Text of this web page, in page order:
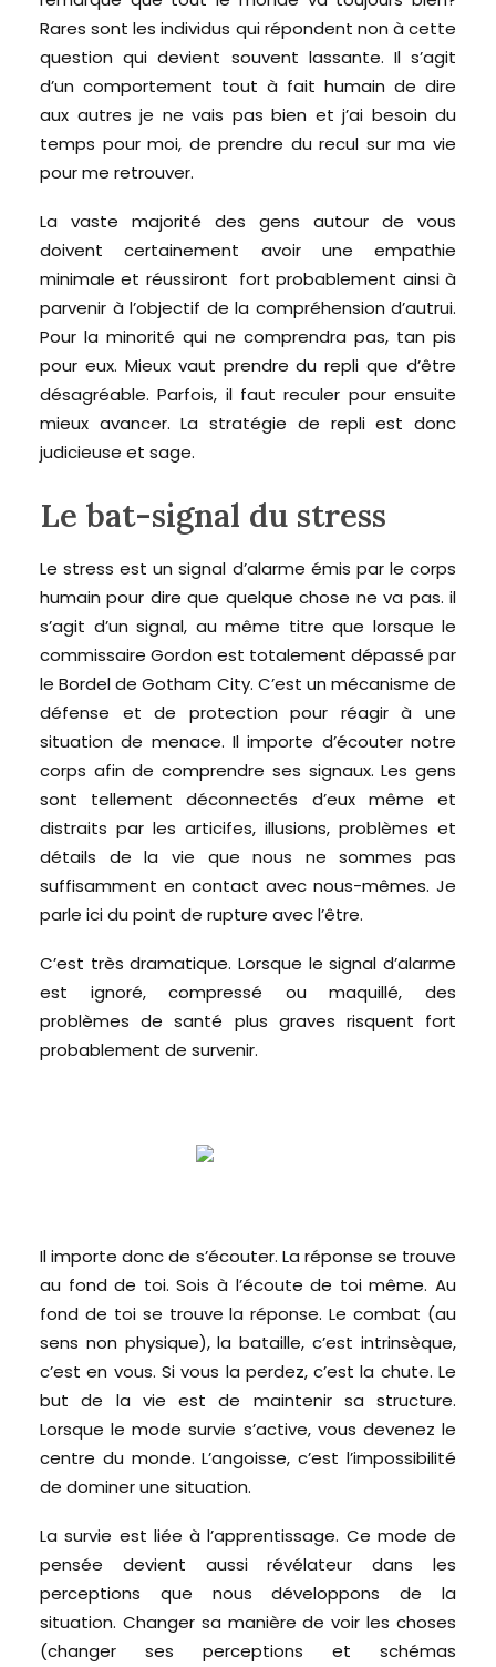
Rares sont les individus qui répondent non à cette
question qui devient souvent lassante. Il s’agit
d’un comportement tout à fait humain de dire
aux autres je ne vais pas bien et j’ai besoin du
temps pour moi, de prendre du recul sur ma vie
pour me retrouver.
La vaste majorité des gens autour de vous
doivent certainement avoir une empathie
minimale et réussiront fort probablement ainsi à
parvenir à l’objectif de la compréhension d’autrui.
Pour la minorité qui ne comprendra pas, tan pis
pour eux. Mieux vaut prendre du repli que d’être
désagréable. Parfois, il faut reculer pour ensuite
mieux avancer. La stratégie de repli est donc
judicieuse et sage.
Le bat-signal du stress
Le stress est un signal d’alarme émis par le corps
humain pour dire que quelque chose ne va pas. il
s’agit d’un signal, au même titre que lorsque le
commissaire Gordon est totalement dépassé par
le Bordel de Gotham City. C’est un mécanisme de
défense et de protection pour réagir à une
situation de menace. Il importe d’écouter notre
corps afin de comprendre ses signaux. Les gens
sont tellement déconnectés d’eux même et
distraits par les articifes, illusions, problèmes et
détails de la vie que nous ne sommes pas
suffisamment en contact avec nous-mêmes. Je
parle ici du point de rupture avec l’être.
C’est très dramatique. Lorsque le signal d’alarme
est ignoré, compressé ou maquillé, des
problèmes de santé plus graves risquent fort
probablement de survenir.
Il importe donc de s’écouter. La réponse se trouve
au fond de toi. Sois à l’écoute de toi même. Au
fond de toi se trouve la réponse. Le combat (au
sens non physique), la bataille, c’est intrinsèque,
c’est en vous. Si vous la perdez, c’est la chute. Le
but de la vie est de maintenir sa structure.
Lorsque le mode survie s’active, vous devenez le
centre du monde. L’angoisse, c’est l’impossibilité
de dominer une situation.
La survie est liée à l’apprentissage. Ce mode de
pensée devient aussi révélateur dans les
perceptions que nous développons de la
situation. Changer sa manière de voir les choses
(changer ses perceptions et schémas